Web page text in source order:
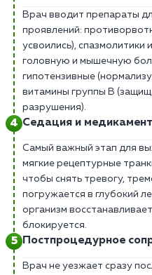
Врач вводит препараты
проявлений:
усвоились), спазмолитики
головную и мышечную
гипотензивные
витамины группы В
разрушения).
Седация и
Самый важный этап для
мягкие рецептурные
чтобы снять тревогу,
погружается в глубокий
организм
блокируется.
Постпроцедурное
Врач не уезжает сразу